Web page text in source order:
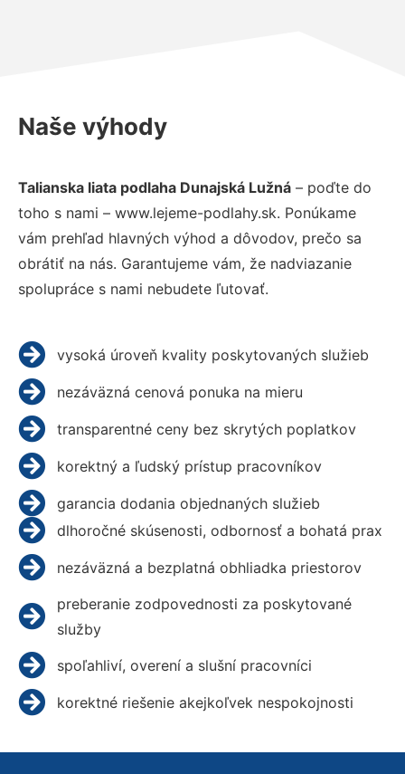
Naše výhody
Talianska liata podlaha Dunajská Lužná – poďte do
toho s nami – www.lejeme-podlahy.sk. Ponúkame
vám prehľad hlavných výhod a dôvodov, prečo sa
obrátiť na nás. Garantujeme vám, že nadviazanie
spolupráce s nami nebudete ľutovať.
vysoká úroveň kvality poskytovaných služieb
nezáväzná cenová ponuka na mieru
transparentné ceny bez skrytých poplatkov
korektný a ľudský prístup pracovníkov
garancia dodania objednaných služieb
dlhoročné skúsenosti, odbornosť a bohatá prax
nezáväzná a bezplatná obhliadka priestorov
preberanie zodpovednosti za poskytované
služby
spoľahliví, overení a slušní pracovníci
korektné riešenie akejkoľvek nespokojnosti